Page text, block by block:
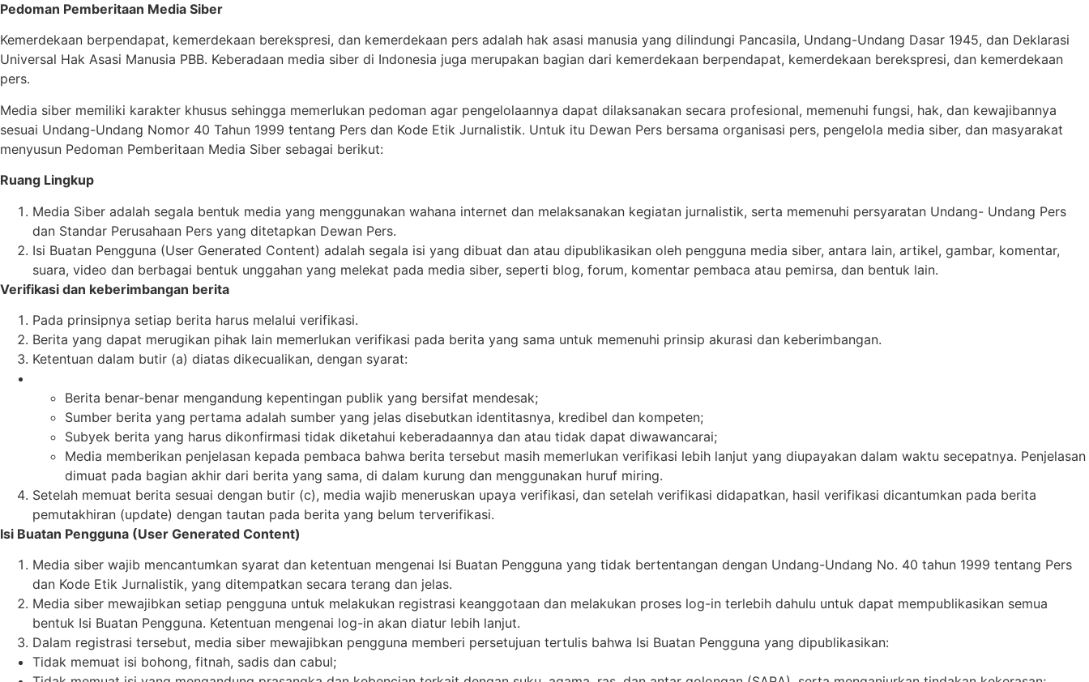
Pedoman Pemberitaan Media Siber
Kemerdekaan berpendapat, kemerdekaan berekspresi, dan kemerdekaan pers adalah hak asasi manusia yang dilindungi Pancasila, Undang-Undang Dasar 1945, dan Deklarasi
Universal Hak Asasi Manusia PBB. Keberadaan media siber di Indonesia juga merupakan bagian dari kemerdekaan berpendapat, kemerdekaan berekspresi, dan kemerdekaan
pers.
Media siber memiliki karakter khusus sehingga memerlukan pedoman agar pengelolaannya dapat dilaksanakan secara profesional, memenuhi fungsi, hak, dan kewajibannya
sesuai Undang-Undang Nomor 40 Tahun 1999 tentang Pers dan Kode Etik Jurnalistik. Untuk itu Dewan Pers bersama organisasi pers, pengelola media siber, dan masyarakat
menyusun Pedoman Pemberitaan Media Siber sebagai berikut:
Ruang Lingkup
Media Siber adalah segala bentuk media yang menggunakan wahana internet dan melaksanakan kegiatan jurnalistik, serta memenuhi persyaratan Undang- Undang Pers
dan Standar Perusahaan Pers yang ditetapkan Dewan Pers.
Isi Buatan Pengguna (User Generated Content) adalah segala isi yang dibuat dan atau dipublikasikan oleh pengguna media siber, antara lain, artikel, gambar, komentar,
suara, video dan berbagai bentuk unggahan yang melekat pada media siber, seperti blog, forum, komentar pembaca atau pemirsa, dan bentuk lain.
Verifikasi dan keberimbangan berita
Pada prinsipnya setiap berita harus melalui verifikasi.
Berita yang dapat merugikan pihak lain memerlukan verifikasi pada berita yang sama untuk memenuhi prinsip akurasi dan keberimbangan.
Ketentuan dalam butir (a) diatas dikecualikan, dengan syarat:
Berita benar-benar mengandung kepentingan publik yang bersifat mendesak;
Sumber berita yang pertama adalah sumber yang jelas disebutkan identitasnya, kredibel dan kompeten;
Subyek berita yang harus dikonfirmasi tidak diketahui keberadaannya dan atau tidak dapat diwawancarai;
Media memberikan penjelasan kepada pembaca bahwa berita tersebut masih memerlukan verifikasi lebih lanjut yang diupayakan dalam waktu secepatnya. Penjelasan
dimuat pada bagian akhir dari berita yang sama, di dalam kurung dan menggunakan huruf miring.
Setelah memuat berita sesuai dengan butir (c), media wajib meneruskan upaya verifikasi, dan setelah verifikasi didapatkan, hasil verifikasi dicantumkan pada berita
pemutakhiran (update) dengan tautan pada berita yang belum terverifikasi.
Isi Buatan Pengguna (User Generated Content)
Media siber wajib mencantumkan syarat dan ketentuan mengenai Isi Buatan Pengguna yang tidak bertentangan dengan Undang-Undang No. 40 tahun 1999 tentang Pers
dan Kode Etik Jurnalistik, yang ditempatkan secara terang dan jelas.
Media siber mewajibkan setiap pengguna untuk melakukan registrasi keanggotaan dan melakukan proses log-in terlebih dahulu untuk dapat mempublikasikan semua
bentuk Isi Buatan Pengguna. Ketentuan mengenai log-in akan diatur lebih lanjut.
Dalam registrasi tersebut, media siber mewajibkan pengguna memberi persetujuan tertulis bahwa Isi Buatan Pengguna yang dipublikasikan:
Tidak memuat isi bohong, fitnah, sadis dan cabul;